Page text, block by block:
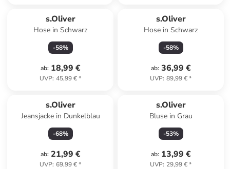
s.Oliver
Hose in Schwarz
-58%
ab: 18,99 €
UVP: 45,99 €*
s.Oliver
Hose in Schwarz
-58%
ab: 36,99 €
UVP: 89,99 €*
s.Oliver
Jeansjacke in Dunkelblau
-68%
ab: 21,99 €
UVP: 69,99 €*
s.Oliver
Bluse in Grau
-53%
ab: 13,99 €
UVP: 29,99 €*